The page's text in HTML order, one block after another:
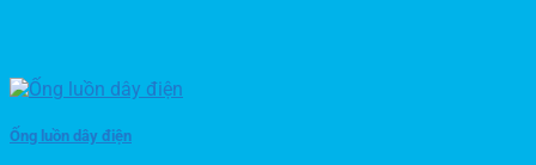
Ống luồn dây điện